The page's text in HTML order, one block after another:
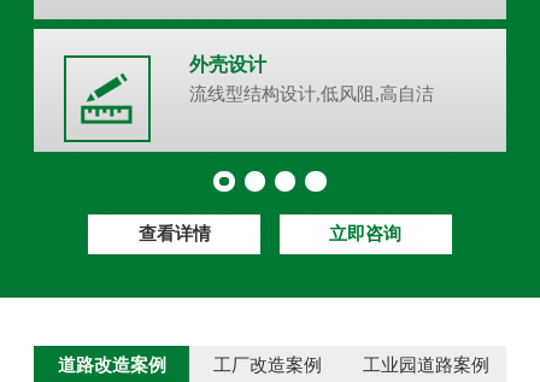
外壳设计
流线型结构设计,低风阻,高自洁
查看详情 立即咨询
道路改造案例 工厂改造案例 工业园道路案例